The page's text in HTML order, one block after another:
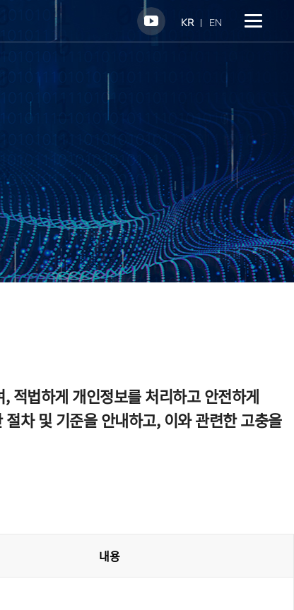
KR EN
적법하게 개인정보를 처리하고 안전하게
차 및 기준을 안내하고, 이와 관련한 고충을
내용